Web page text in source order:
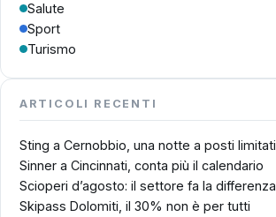
Salute
Sport
Turismo
ARTICOLI RECENTI
Sting a Cernobbio, una notte a posti limitati
Sinner a Cincinnati, conta più il calendario
Scioperi d’agosto: il settore fa la differenza
Skipass Dolomiti, il 30% non è per tutti